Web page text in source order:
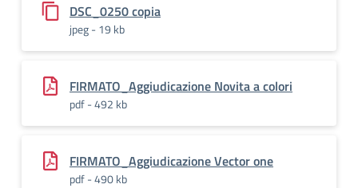
DSC_0250 copia
jpeg - 19 kb
FIRMATO_Aggiudicazione Novita a colori
pdf - 492 kb
FIRMATO_Aggiudicazione Vector one
pdf - 490 kb